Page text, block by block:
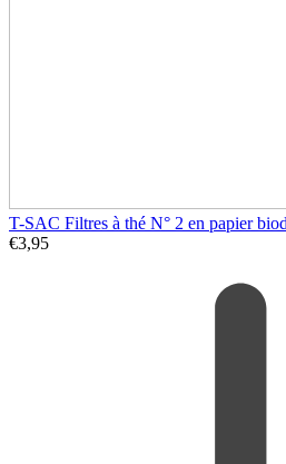
T-SAC Filtres à thé N° 2 en papier
€3,95